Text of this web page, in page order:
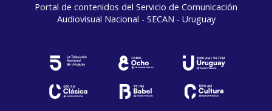
Portal de contenidos del Servicio de Comunicación
Audiovisual Nacional - SECAN - Uruguay